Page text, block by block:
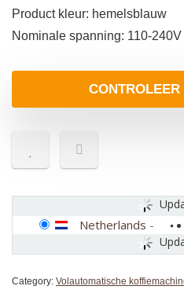
Product kleur: hemelsblauw
Nominale spanning: 110-240V
Netherlands -
Category: Volautomatische